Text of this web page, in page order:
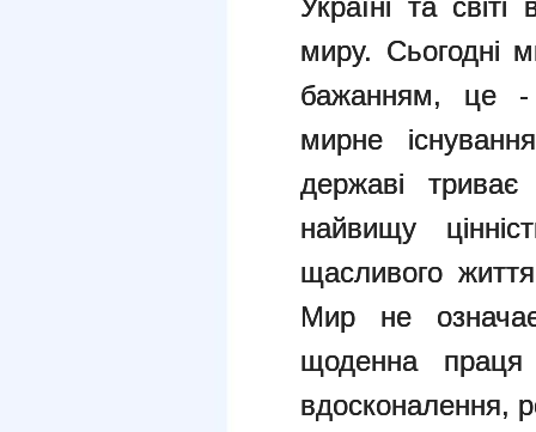
Україні та
миру. Сьогодні
бажанням, це -
мирне
державі
найвищу
щасливого
Мир не
щоденна праця
вдосконалення,